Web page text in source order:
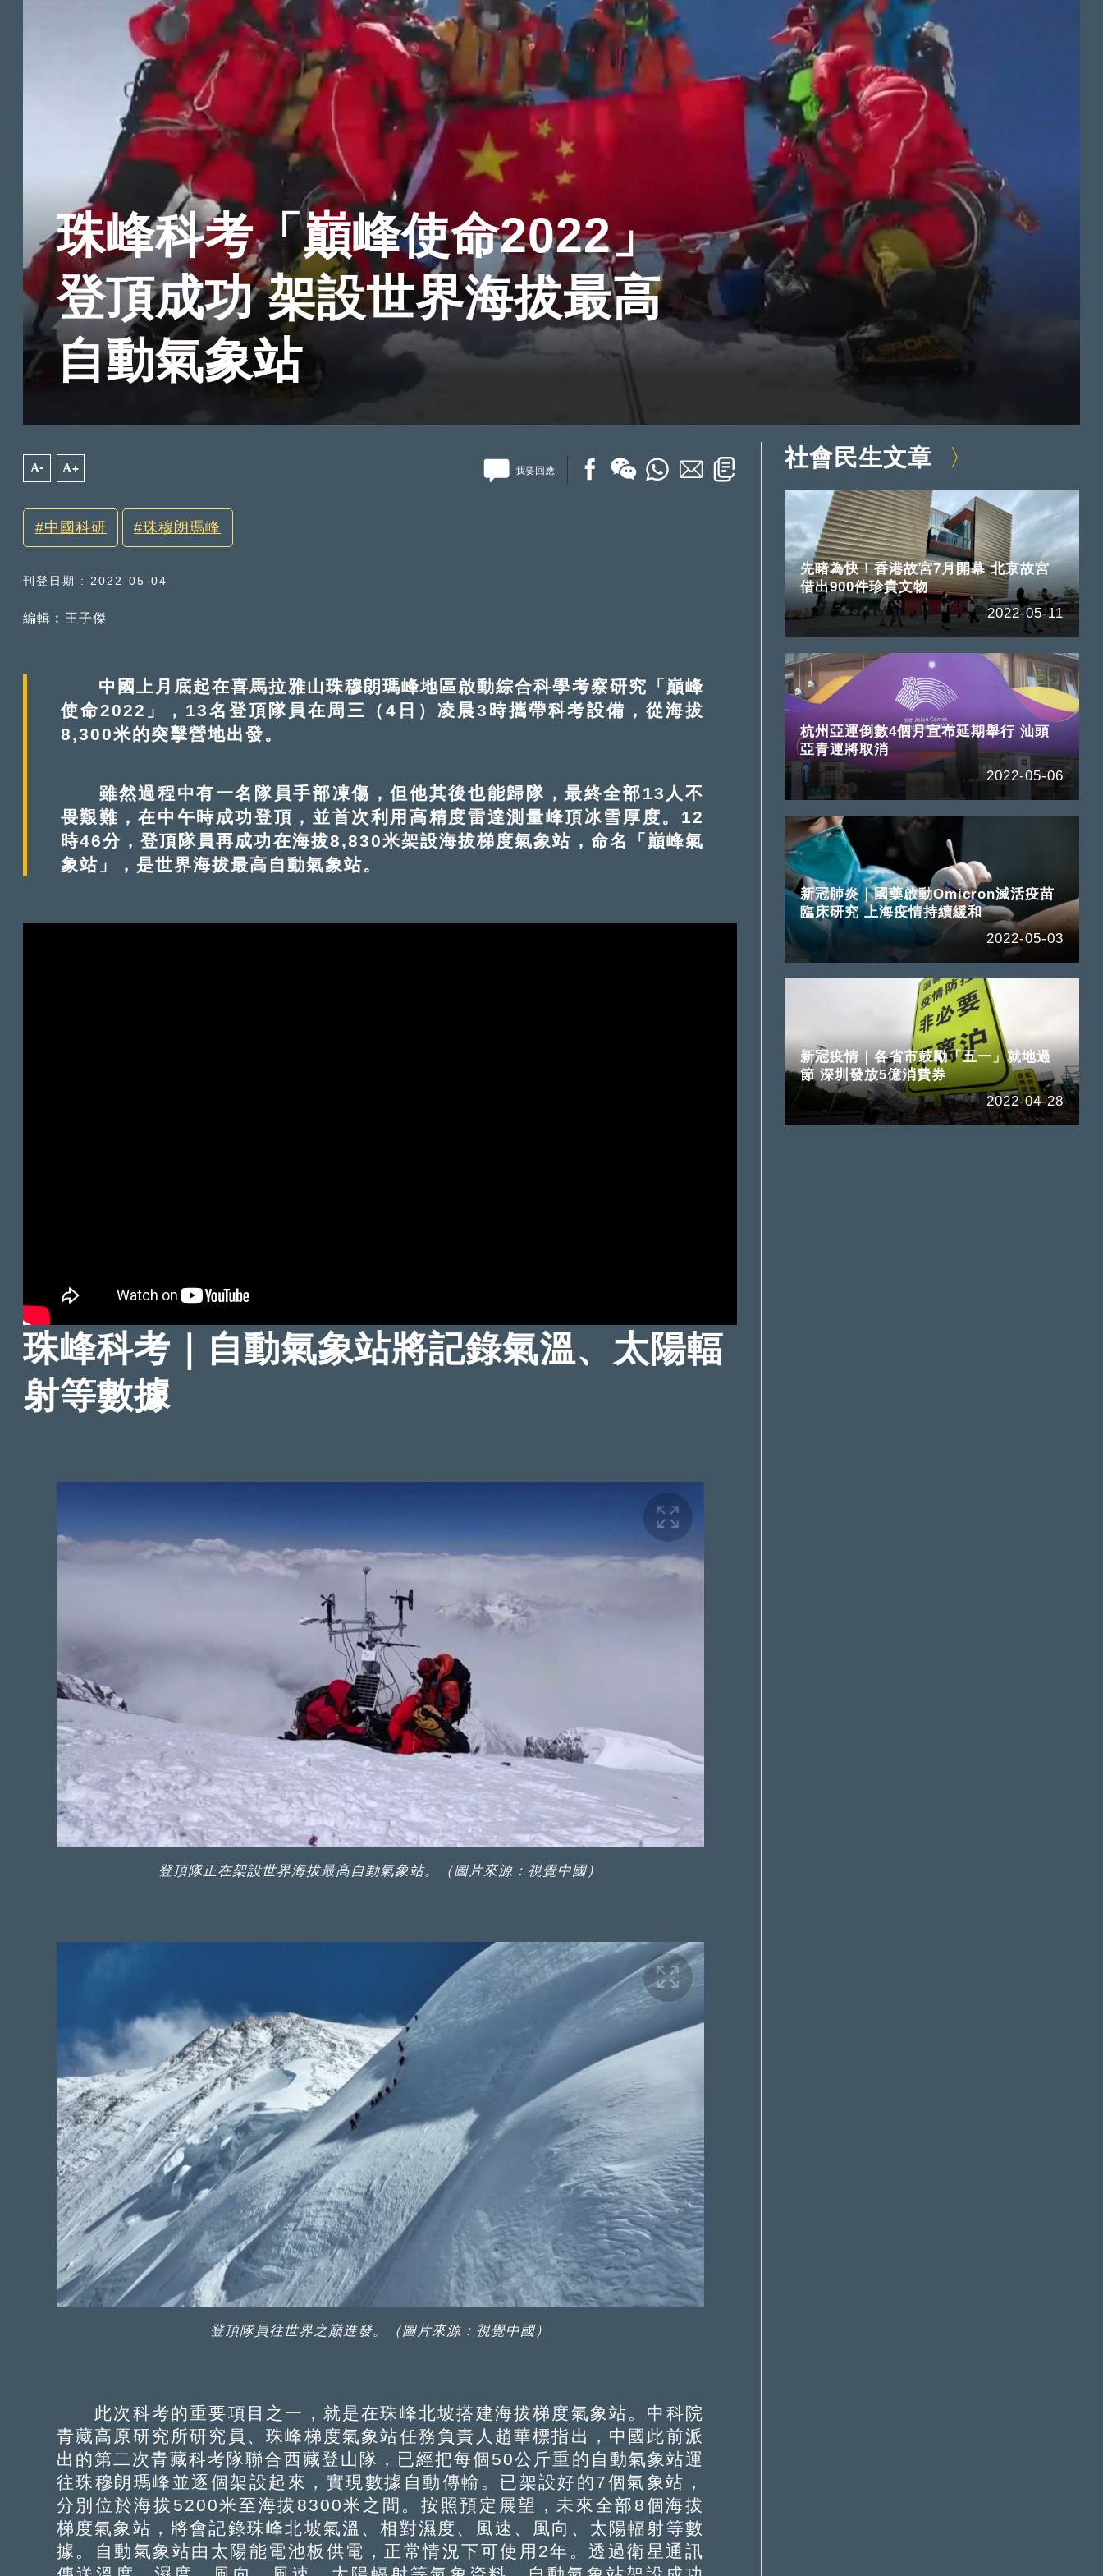
珠峰科考「巔峰使命2022」
登頂成功 架設世界海拔最高
自動氣象站
A- A+ 我要回應
中國科研 珠穆朗瑪峰
刊登日期 : 2022-05-04
編輯︰王子傑
中國上月底起在喜馬拉雅山珠穆朗瑪峰地區啟動綜合科學考察研究「巔峰
使命2022」，13名登頂隊員在周三（4日）凌晨3時攜帶科考設備，從海拔
8,300米的突擊營地出發。
雖然過程中有一名隊員手部凍傷，但他其後也能歸隊，最終全部13人不
畏艱難，在中午時成功登頂，並首次利用高精度雷達測量峰頂冰雪厚度。12
時46分，登頂隊員再成功在海拔8,830米架設海拔梯度氣象站，命名「巔峰氣
象站」，是世界海拔最高自動氣象站。
珠峰科考｜自動氣象站將記錄氣溫、太陽輻
射等數據
登頂隊正在架設世界海拔最高自動氣象站。（圖片來源：視覺中國）
登頂隊員往世界之巔進發。（圖片來源：視覺中國）
此次科考的重要項目之一，就是在珠峰北坡搭建海拔梯度氣象站。中科院
青藏高原研究所研究員、珠峰梯度氣象站任務負責人趙華標指出，中國此前派
出的第二次青藏科考隊聯合西藏登山隊，已經把每個50公斤重的自動氣象站運
往珠穆朗瑪峰並逐個架設起來，實現數據自動傳輸。已架設好的7個氣象站，
分別位於海拔5200米至海拔8300米之間。按照預定展望，未來全部8個海拔
梯度氣象站，將會記錄珠峰北坡氣溫、相對濕度、風速、風向、太陽輻射等數
據。自動氣象站由太陽能電池板供電，正常情況下可使用2年。透過衛星通訊
社會民生文章
先睹為快！香港故宮7月開幕 北京故宮
借出900件珍貴文物
2022-05-11
杭州亞運倒數4個月宣布延期舉行 汕頭
亞青運將取消
2022-05-06
新冠肺炎｜國藥啟動Omicron滅活疫苗
臨床研究 上海疫情持續緩和
2022-05-03
新冠疫情｜各省市鼓勵「五一」就地過
節 深圳發放5億消費券
2022-04-28